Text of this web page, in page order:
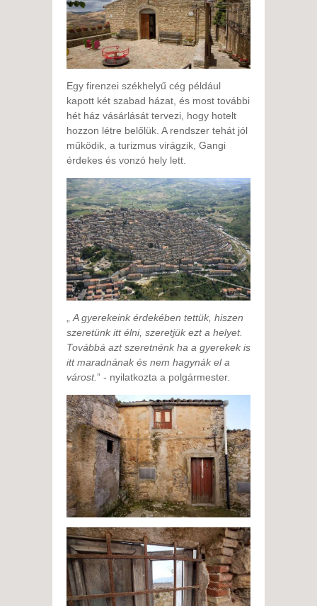
Egy firenzei székhelyű cég például
kapott két szabad házat, és most további
hét ház vásárlását tervezi, hogy hotelt
hozzon létre belőlük. A rendszer tehát jól
működik, a turizmus virágzik, Gangi
érdekes és vonzó hely lett.
A gyerekeink érdekében tettük, hiszen
szeretünk itt élni, szeretjük ezt a helyet.
Továbbá azt szeretnénk ha a gyerekek is
itt maradnának és nem hagynák el a
várost.”­ - nyilatkozta a polgármester.